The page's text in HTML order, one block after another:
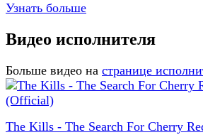
Узнать больше
Видео исполнителя
Больше видео на странице
The Kills - The Search For Cherry